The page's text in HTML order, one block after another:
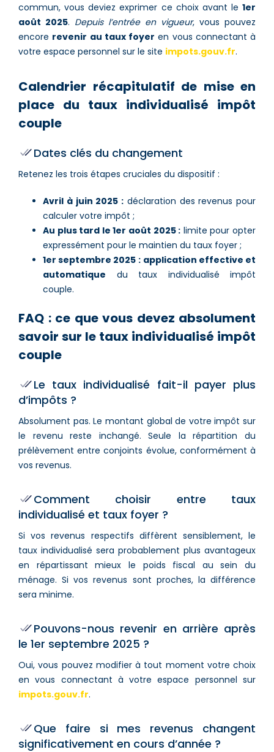
commun, vous deviez exprimer ce choix avant le 1er
août 2025. Depuis l’entrée en vigueur, vous pouvez
encore revenir au taux foyer en vous connectant à
votre espace personnel sur le site impots.gouv.fr.
Calendrier récapitulatif de mise en
place du taux individualisé impôt
couple
Dates clés du changement
Retenez les trois étapes cruciales du dispositif :
Avril à juin 2025 : déclaration des revenus pour
calculer votre impôt ;
Au plus tard le 1er août 2025 : limite pour opter
expressément pour le maintien du taux foyer ;
1er septembre 2025 : application effective et
automatique du taux individualisé impôt
couple.
FAQ : ce que vous devez absolument
savoir sur le taux individualisé impôt
couple
Le taux individualisé fait-il payer plus
d’impôts ?
Absolument pas. Le montant global de votre impôt sur
le revenu reste inchangé. Seule la répartition du
prélèvement entre conjoints évolue, conformément à
vos revenus.
Comment choisir entre taux
individualisé et taux foyer ?
Si vos revenus respectifs diffèrent sensiblement, le
taux individualisé sera probablement plus avantageux
en répartissant mieux le poids fiscal au sein du
ménage. Si vos revenus sont proches, la différence
sera minime.
Pouvons-nous revenir en arrière après
le 1er septembre 2025 ?
Oui, vous pouvez modifier à tout moment votre choix
en vous connectant à votre espace personnel sur
impots.gouv.fr.
Que faire si mes revenus changent
significativement en cours d’année ?